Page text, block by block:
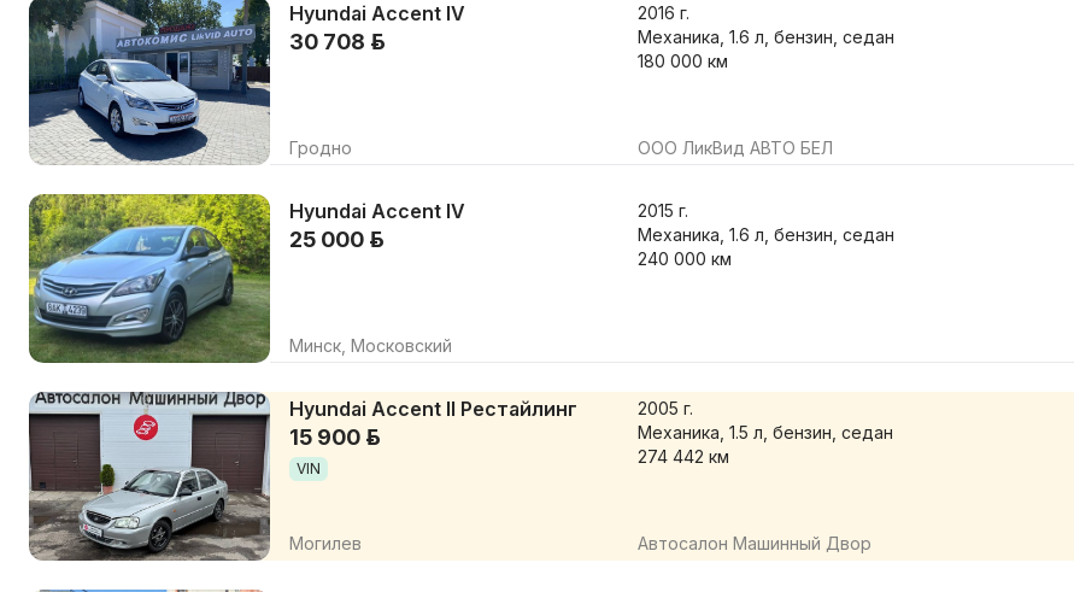
Hyundai Accent IV
30 708 р.
Гродно
2016 г.
Механика, 1.6 л, бензин, седан
180 000 км
ООО ЛикВид АВТО БЕЛ
Hyundai Accent IV
25 000 р.
Минск, Московский
2015 г.
Механика, 1.6 л, бензин, седан
240 000 км
Hyundai Accent II Рестайлинг
15 900 р.
VIN
Могилев
2005 г.
Механика, 1.5 л, бензин, седан
274 442 км
Автосалон Машинный Двор